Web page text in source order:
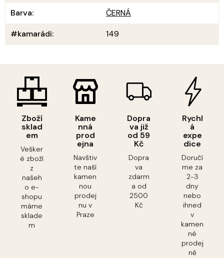
Zboží
sklad
em
Vešker
é zboží
z
našeh
o e-
shopu
máme
sklade
m
Kame
nná
prod
ejna
Navštiv
te naší
kamen
nou
prodej
nu v
Praze
Dopra
va již
od 59
Kč
Dopra
va
zdarm
a od
2500
Kč
Rychl
á
expe
dice
Doručí
me za
2-3
dny
nebo
ihned
v
kamen
né
prodej
ně
Barva:
ČERNÁ
#kamarádi: 149